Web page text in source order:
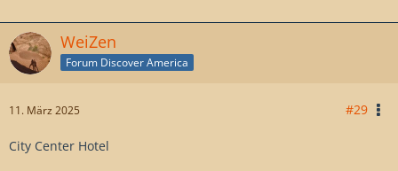
WeiZen
Forum Discover America
11. März 2025 #29
City Center Hotel